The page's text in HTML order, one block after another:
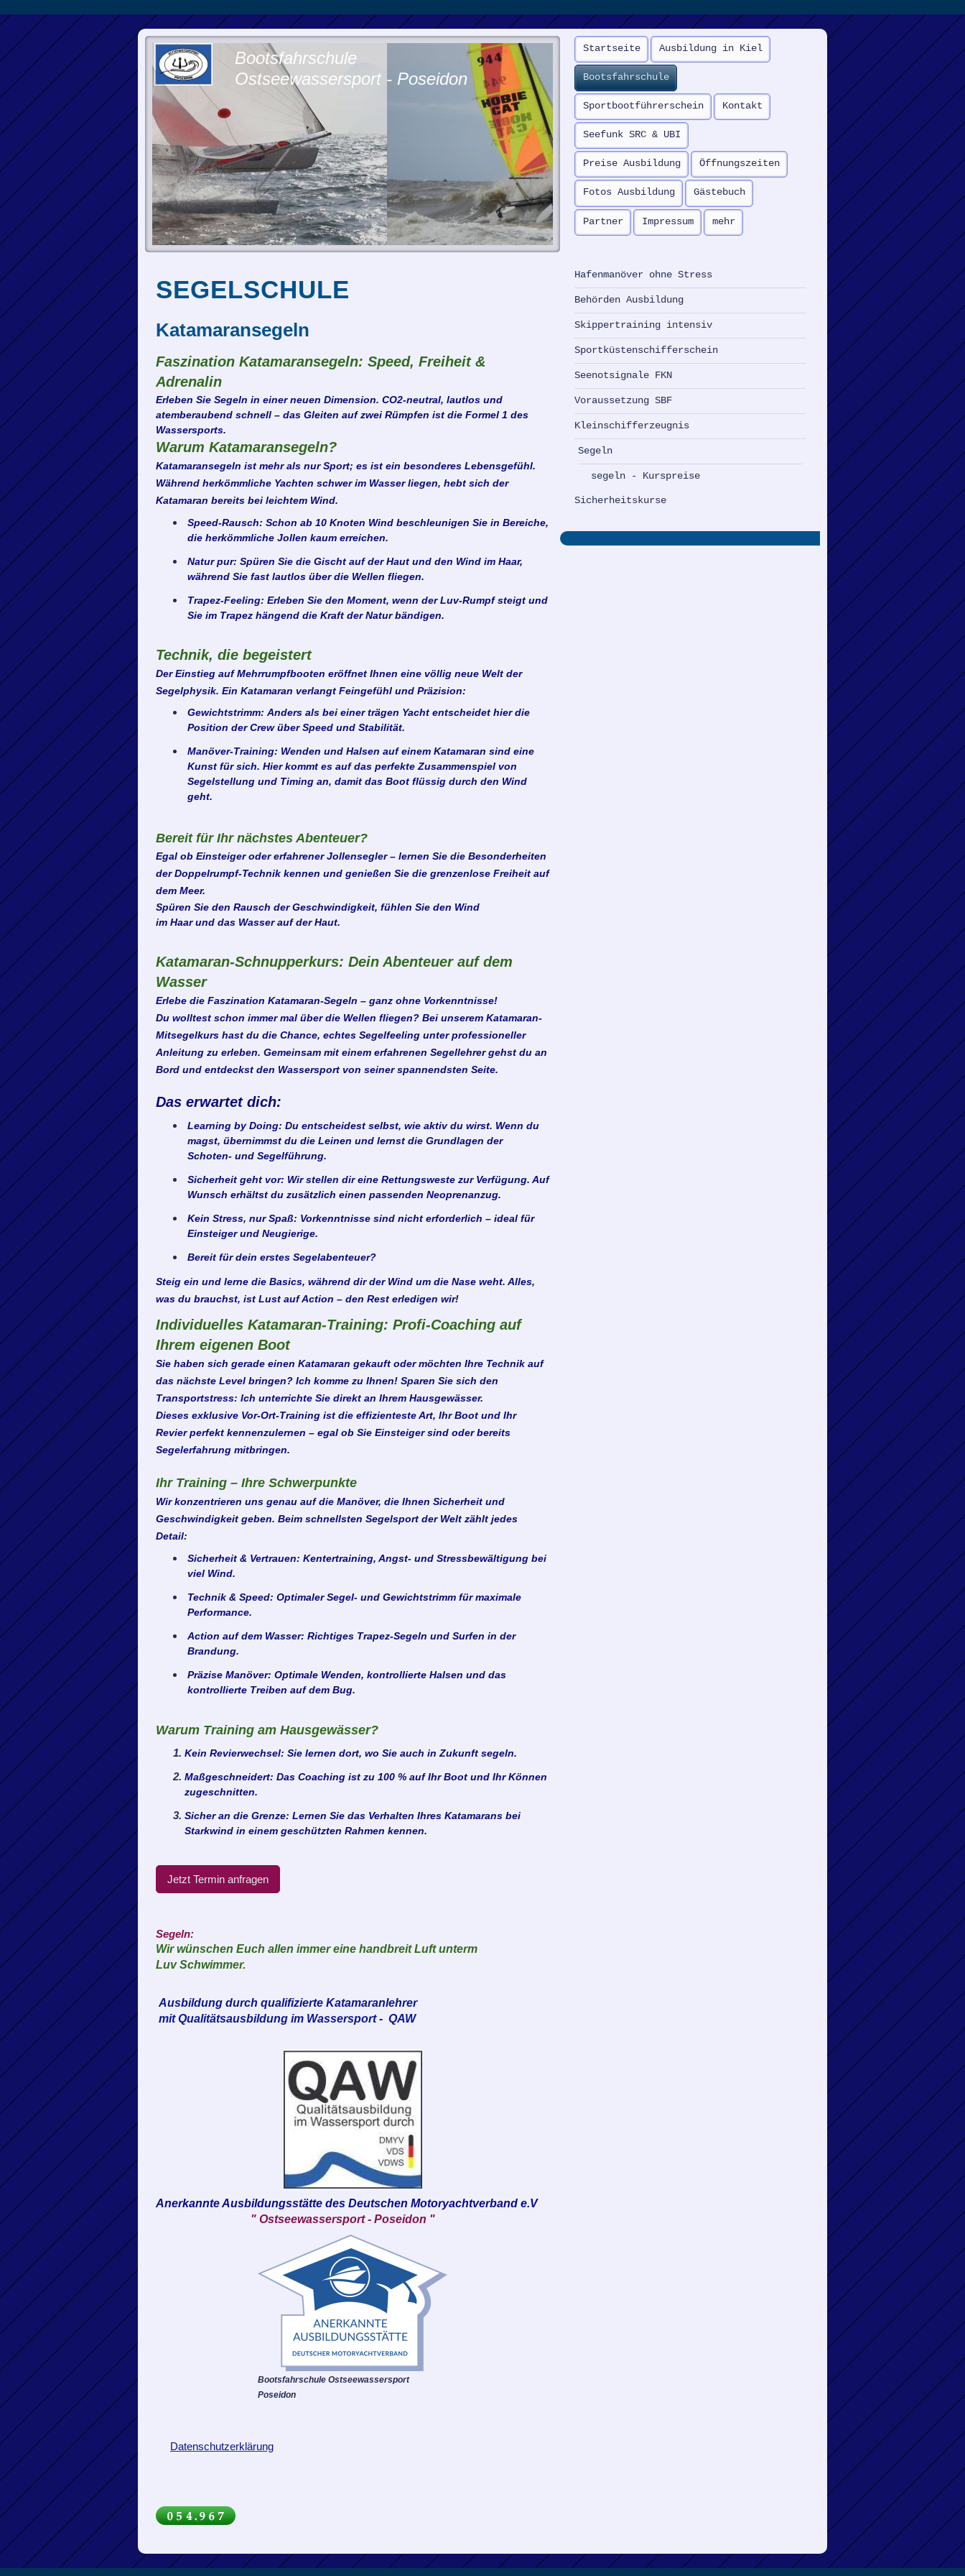
Bootsfahrschule
Ostseewassersport - Poseidon
SEGELSCHULE
Katamaransegeln
Faszination Katamaransegeln: Speed, Freiheit &
Adrenalin
Erleben Sie Segeln in einer neuen Dimension. CO2-neutral, lautlos und
atemberaubend schnell – das Gleiten auf zwei Rümpfen ist die Formel 1 des
Wassersports.
Warum Katamaransegeln?
Katamaransegeln ist mehr als nur Sport; es ist ein besonderes Lebensgefühl.
Während herkömmliche Yachten schwer im Wasser liegen, hebt sich der
Katamaran bereits bei leichtem Wind.
Speed-Rausch: Schon ab 10 Knoten Wind beschleunigen Sie in Bereiche,
die herkömmliche Jollen kaum erreichen.
Natur pur: Spüren Sie die Gischt auf der Haut und den Wind im Haar,
während Sie fast lautlos über die Wellen fliegen.
Trapez-Feeling: Erleben Sie den Moment, wenn der Luv-Rumpf steigt und
Sie im Trapez hängend die Kraft der Natur bändigen.
Technik, die begeistert
Der Einstieg auf Mehrrumpfbooten eröffnet Ihnen eine völlig neue Welt der
Segelphysik. Ein Katamaran verlangt Feingefühl und Präzision:
Gewichtstrimm: Anders als bei einer trägen Yacht entscheidet hier die
Position der Crew über Speed und Stabilität.
Manöver-Training: Wenden und Halsen auf einem Katamaran sind eine
Kunst für sich. Hier kommt es auf das perfekte Zusammenspiel von
Segelstellung und Timing an, damit das Boot flüssig durch den Wind
geht.
Bereit für Ihr nächstes Abenteuer?
Egal ob Einsteiger oder erfahrener Jollensegler – lernen Sie die Besonderheiten
der Doppelrumpf-Technik kennen und genießen Sie die grenzenlose Freiheit auf
dem Meer.
Spüren Sie den Rausch der Geschwindigkeit, fühlen Sie den Wind
im Haar und das Wasser auf der Haut.
Katamaran-Schnupperkurs: Dein Abenteuer auf dem
Wasser
Erlebe die Faszination Katamaran-Segeln – ganz ohne Vorkenntnisse!
Du wolltest schon immer mal über die Wellen fliegen? Bei unserem Katamaran-
Mitsegelkurs hast du die Chance, echtes Segelfeeling unter professioneller
Anleitung zu erleben. Gemeinsam mit einem erfahrenen Segellehrer gehst du an
Bord und entdeckst den Wassersport von seiner spannendsten Seite.
Das erwartet dich:
Learning by Doing: Du entscheidest selbst, wie aktiv du wirst. Wenn du
magst, übernimmst du die Leinen und lernst die Grundlagen der
Schoten- und Segelführung.
Sicherheit geht vor: Wir stellen dir eine Rettungsweste zur Verfügung. Auf
Wunsch erhältst du zusätzlich einen passenden Neoprenanzug.
Kein Stress, nur Spaß: Vorkenntnisse sind nicht erforderlich – ideal für
Einsteiger und Neugierige.
Bereit für dein erstes Segelabenteuer?
Steig ein und lerne die Basics, während dir der Wind um die Nase weht. Alles,
was du brauchst, ist Lust auf Action – den Rest erledigen wir!
Individuelles Katamaran-Training: Profi-Coaching auf
Ihrem eigenen Boot
Sie haben sich gerade einen Katamaran gekauft oder möchten Ihre Technik auf
das nächste Level bringen? Ich komme zu Ihnen! Sparen Sie sich den
Transportstress: Ich unterrichte Sie direkt an Ihrem Hausgewässer.
Dieses exklusive Vor-Ort-Training ist die effizienteste Art, Ihr Boot und Ihr
Revier perfekt kennenzulernen – egal ob Sie Einsteiger sind oder bereits
Segelerfahrung mitbringen.
Ihr Training – Ihre Schwerpunkte
Wir konzentrieren uns genau auf die Manöver, die Ihnen Sicherheit und
Geschwindigkeit geben. Beim schnellsten Segelsport der Welt zählt jedes
Detail:
Sicherheit & Vertrauen: Kentertraining, Angst- und Stressbewältigung bei
viel Wind.
Technik & Speed: Optimaler Segel- und Gewichtstrimm für maximale
Performance.
Action auf dem Wasser: Richtiges Trapez-Segeln und Surfen in der
Brandung.
Präzise Manöver: Optimale Wenden, kontrollierte Halsen und das
kontrollierte Treiben auf dem Bug.
Warum Training am Hausgewässer?
Kein Revierwechsel: Sie lernen dort, wo Sie auch in Zukunft segeln.
Maßgeschneidert: Das Coaching ist zu 100 % auf Ihr Boot und Ihr Können
zugeschnitten.
Sicher an die Grenze: Lernen Sie das Verhalten Ihres Katamarans bei
Starkwind in einem geschützten Rahmen kennen.
Jetzt Termin anfragen
Segeln:
Wir wünschen Euch allen immer eine handbreit Luft unterm
Luv Schwimmer.
Ausbildung durch qualifizierte Katamaranlehrer
mit Qualitätsausbildung im Wassersport - QAW
Anerkannte Ausbildungsstätte des Deutschen Motoryachtverband e.V
" Ostseewassersport - Poseidon "
Bootsfahrschule Ostseewassersport
Poseidon
Datenschutzerklärung
Startseite Ausbildung in Kiel
Bootsfahrschule
Sportbootführerschein Kontakt
Seefunk SRC & UBI
Preise Ausbildung Öffnungszeiten
Fotos Ausbildung Gästebuch
Partner Impressum mehr
Hafenmanöver ohne Stress
Behörden Ausbildung
Skippertraining intensiv
Sportküstenschifferschein
Seenotsignale FKN
Voraussetzung SBF
Kleinschifferzeugnis
Segeln
segeln - Kurspreise
Sicherheitskurse